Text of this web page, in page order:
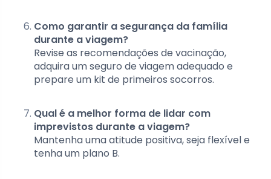
Como garantir a segurança da família
durante a viagem?
Revise as recomendações de vacinação,
adquira um seguro de viagem adequado e
prepare um kit de primeiros socorros.
Qual é a melhor forma de lidar com
imprevistos durante a viagem?
Mantenha uma atitude positiva, seja flexível e
tenha um plano B.